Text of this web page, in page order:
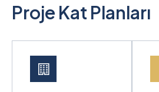
Proje Kat Planları